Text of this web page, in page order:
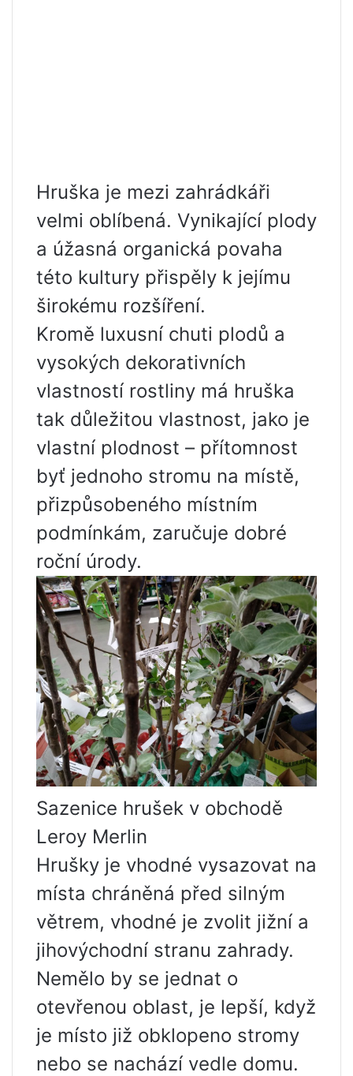
Hruška je mezi zahrádkáři
velmi oblíbená. Vynikající plody
a úžasná organická povaha
této kultury přispěly k jejímu
širokému rozšíření.
Kromě luxusní chuti plodů a
vysokých dekorativních
vlastností rostliny má hruška
tak důležitou vlastnost, jako je
vlastní plodnost – přítomnost
byť jednoho stromu na místě,
přizpůsobeného místním
podmínkám, zaručuje dobré
roční úrody.
Sazenice hrušek v obchodě
Leroy Merlin
Hrušky je vhodné vysazovat na
místa chráněná před silným
větrem, vhodné je zvolit jižní a
jihovýchodní stranu zahrady.
Nemělo by se jednat o
otevřenou oblast, je lepší, když
je místo již obklopeno stromy
nebo se nachází vedle domu.